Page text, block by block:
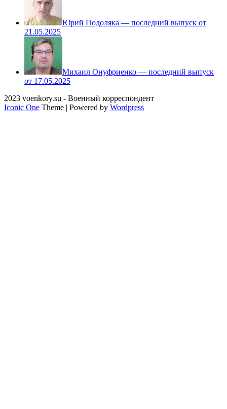
Юрий Подоляка — последний выпуск от
21.05.2025
Михаил Онуфриенко — последний выпуск
от 17.05.2025
2023 voenkory.su - Военный корреспондент
Iconic One Theme | Powered by Wordpress